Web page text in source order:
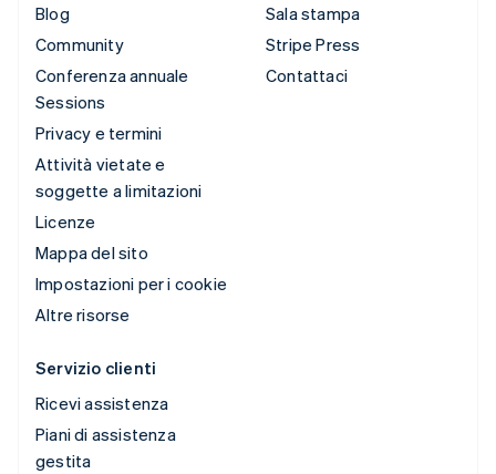
Blog
Community
Conferenza annuale
Sessions
Privacy e termini
Attività vietate e
soggette a limitazioni
Licenze
Mappa del sito
Impostazioni per i cookie
Altre risorse
Sala stampa
Stripe Press
Contattaci
Servizio clienti
Ricevi assistenza
Piani di assistenza
gestita